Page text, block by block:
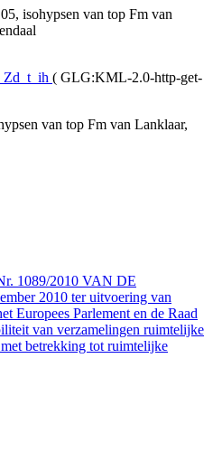
isohypsen van top Fm van
( GLG:KML-2.0-http-get-
van top Fm van Lanklaar,
1089/2010 VAN DE
2010 ter uitvoering van
Europees Parlement en de Raad
van verzamelingen ruimtelijke
betrekking tot ruimtelijke